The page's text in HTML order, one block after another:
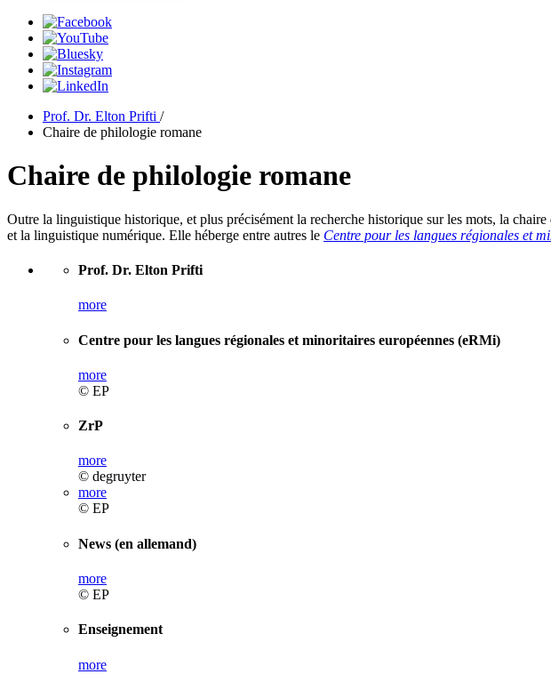
Prof. Dr. Elton Prifti /
Chaire de philologie romane
Chaire de philologie romane
Outre la linguistique historique, et plus précisément la recherche historique sur les mots, la
et la linguistique numérique. Elle héberge entre autres le Centre pour les langues régionales et
Prof. Dr. Elton Prifti
more
Centre pour les langues régionales et minoritaires européennes (eRMi)
more
© EP
ZrP
more
© degruyter
more
© EP
News (en allemand)
more
© EP
Enseignement
more